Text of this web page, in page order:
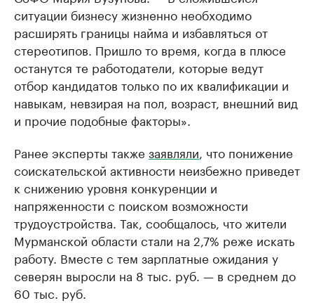
ситуации бизнесу жизненно необходимо
расширять границы найма и избавляться от
стереотипов. Пришло то время, когда в плюсе
останутся те работодатели, которые ведут
отбор кандидатов только по их квалификации и
навыкам, невзирая на пол, возраст, внешний вид
и прочие подобные факторы».
Ранее эксперты также заявляли, что понижение
соискательской активности неизбежно приведет
к снижению уровня конкуренции и
напряженности с поиском возможности
трудоустройства. Так, сообщалось, что жители
Мурманской области стали на 2,7% реже искать
работу. Вместе с тем зарплатные ожидания у
северян выросли на 8 тыс. руб. — в среднем до
60 тыс. руб.